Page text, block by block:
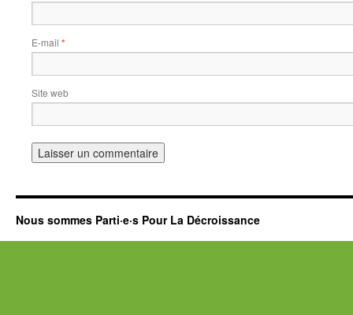
E-mail *
Site web
Nous sommes Parti·e·s Pour La Décroissance